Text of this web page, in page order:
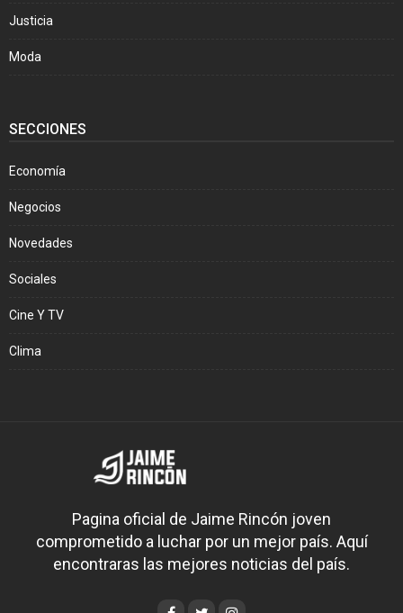
Justicia
Moda
SECCIONES
Economía
Negocios
Novedades
Sociales
Cine Y TV
Clima
Pagina oficial de Jaime Rincón joven
comprometido a luchar por un mejor país. Aquí
encontraras las mejores noticias del país.